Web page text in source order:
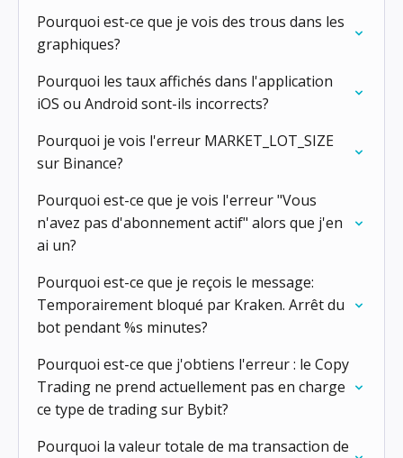
Pourquoi est-ce que je vois des trous dans les
graphiques?
Pourquoi les taux affichés dans l'application
iOS ou Android sont-ils incorrects?
Pourquoi je vois l'erreur MARKET_LOT_SIZE
sur Binance?
Pourquoi est-ce que je vois l'erreur "Vous
n'avez pas d'abonnement actif" alors que j'en
ai un?
Pourquoi est-ce que je reçois le message:
Temporairement bloqué par Kraken. Arrêt du
bot pendant %s minutes?
Pourquoi est-ce que j'obtiens l'erreur : le Copy
Trading ne prend actuellement pas en charge
ce type de trading sur Bybit?
Pourquoi la valeur totale de ma transaction de